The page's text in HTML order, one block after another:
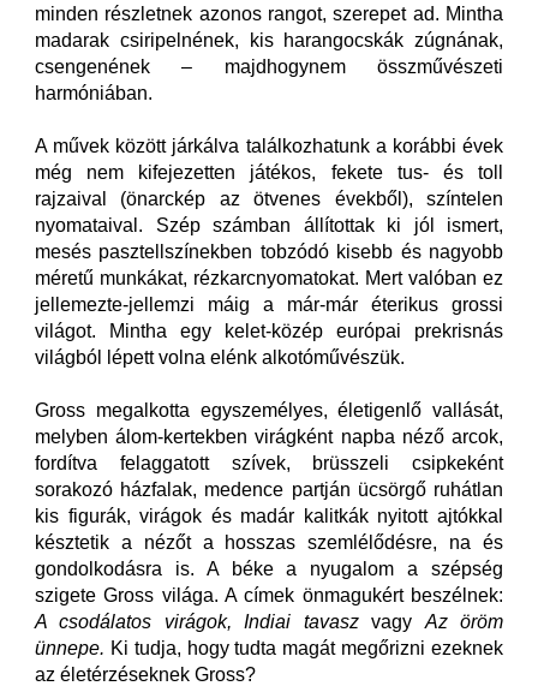
minden részletnek azonos rangot, szerepet ad. Mintha
madarak csiripelnének, kis harangocskák zúgnának,
csengenének – majdhogynem összművészeti
harmóniában.
A művek között járkálva találkozhatunk a korábbi évek
még nem kifejezetten játékos, fekete tus- és toll
rajzaival (önarckép az ötvenes évekből), színtelen
nyomataival. Szép számban állítottak ki jól ismert,
mesés pasztellszínekben tobzódó kisebb és nagyobb
méretű munkákat, rézkarcnyomatokat. Mert valóban ez
jellemezte-jellemzi máig a már-már éterikus grossi
világot. Mintha egy kelet-közép európai prekrisnás
világból lépett volna elénk alkotóművészük.
Gross megalkotta egyszemélyes, életigenlő vallását,
melyben álom-kertekben virágként napba néző arcok,
fordítva felaggatott szívek, brüsszeli csipkeként
sorakozó házfalak, medence partján ücsörgő ruhátlan
kis figurák, virágok és madár kalitkák nyitott ajtókkal
késztetik a nézőt a hosszas szemlélődésre, na és
gondolkodásra is. A béke a nyugalom a szépség
szigete Gross világa. A címek önmagukért beszélnek:
A csodálatos virágok, Indiai tavaszvagy Az öröm
ünnepe. Ki tudja, hogy tudta magát megőrizni ezeknek
az életérzéseknek Gross?